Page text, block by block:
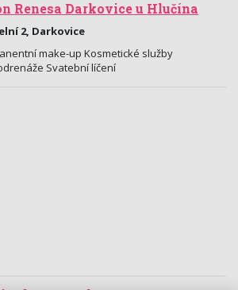
Renesa Darkovice u Hlučína
2, Darkovice
make-up Kosmetické služby
Svatební líčení